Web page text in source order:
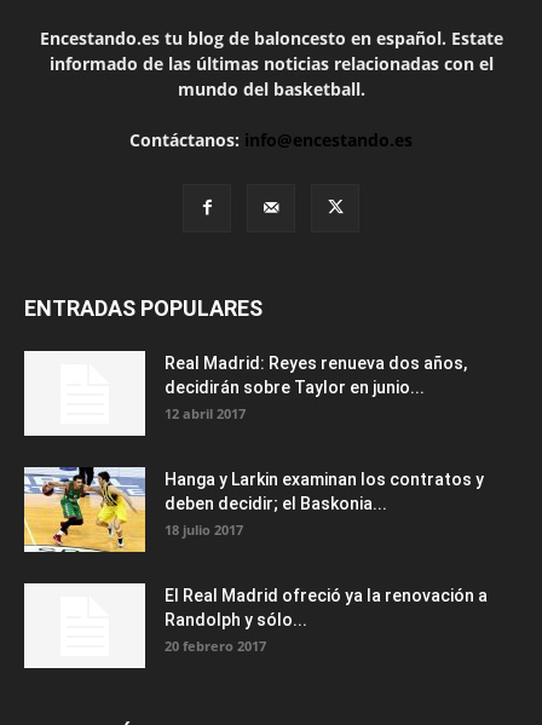
Encestando.es tu blog de baloncesto en español. Estate
informado de las últimas noticias relacionadas con el
mundo del basketball.
Contáctanos: info@encestando.es
ENTRADAS POPULARES
Real Madrid: Reyes renueva dos años,
decidirán sobre Taylor en junio...
12 abril 2017
Hanga y Larkin examinan los contratos y
deben decidir; el Baskonia...
18 julio 2017
El Real Madrid ofreció ya la renovación a
Randolph y sólo...
20 febrero 2017